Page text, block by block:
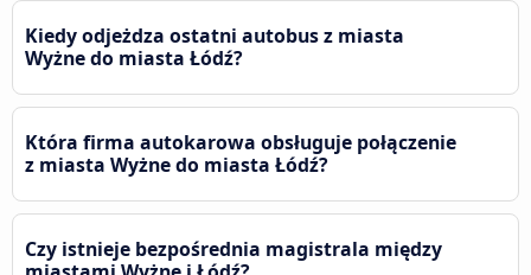
Kiedy odjeżdza ostatni autobus z miasta
Wyżne do miasta Łódź?
Która firma autokarowa obsługuje połączenie
z miasta Wyżne do miasta Łódź?
Czy istnieje bezpośrednia magistrala między